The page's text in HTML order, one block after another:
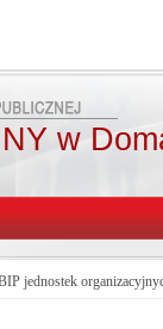
w
jednostek